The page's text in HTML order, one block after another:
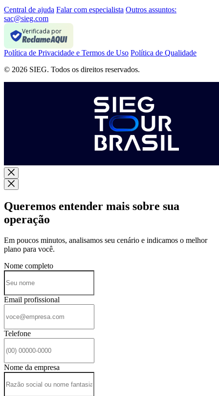
Central de ajuda Falar com especialista Outros assuntos:
sac@sieg.com
Verificada por
Política de Privacidade e Termos de Uso Política de Qualidade
© 2026 SIEG. Todos os direitos reservados.
Queremos entender mais sobre sua
operação
Em poucos minutos, analisamos seu cenário e indicamos o melhor
plano para você.
Nome completo
Email profissional
Telefone
Nome da empresa